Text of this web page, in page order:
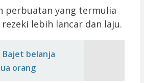
perbuatan yang termulia
lebih lancar dan laju.
Bajet belanja
orang